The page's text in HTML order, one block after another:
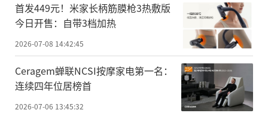
首发449元！米家长柄筋膜枪3热敷版
今日开售：自带3档加热
2026-07-08 14:42:45
Ceragem蝉联NCSI按摩家电第一名：
连续四年位居榜首
2026-07-06 13:45:32